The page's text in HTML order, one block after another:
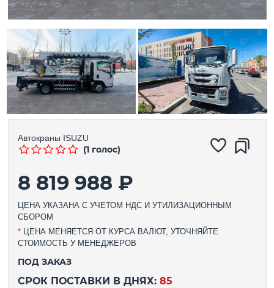
Автокраны ISUZU
(1 голос)
8 819 988 ₽
ЦЕНА УКАЗАНА С УЧЕТОМ НДС И УТИЛИЗАЦИОННЫМ
СБОРОМ
*ЦЕНА МЕНЯЕТСЯ ОТ КУРСА ВАЛЮТ, УТОЧНЯЙТЕ
СТОИМОСТЬ У МЕНЕДЖЕРОВ
ПОД ЗАКАЗ
СРОК ПОСТАВКИ В ДНЯХ: 85